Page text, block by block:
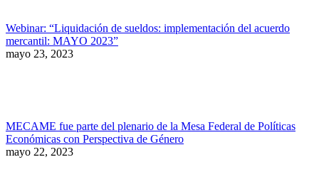
Webinar: “Liquidación de sueldos: implementación del acuerdo
mercantil: MAYO 2023”
mayo 23, 2023
MECAME fue parte del plenario de la Mesa Federal de Políticas
Económicas con Perspectiva de Género
mayo 22, 2023